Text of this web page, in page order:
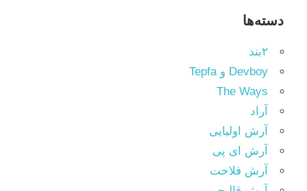
دسته‌ها
۲بند
Devboy و Tepfa
The Ways
آراد
آرش اولیایی
آرش ای پی
آرش فلاحت